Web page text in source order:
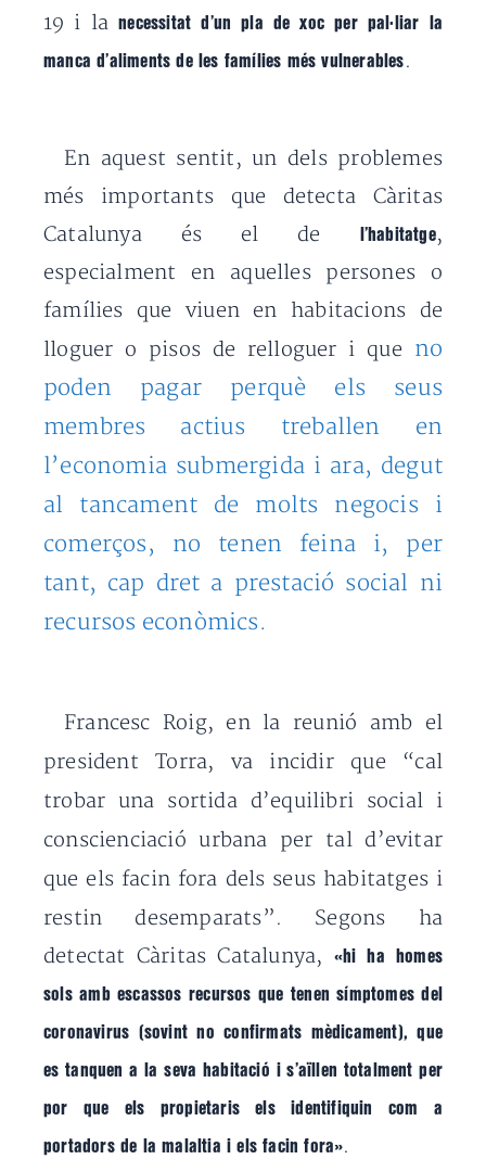
19 i lanecessitat d’un pla de xoc per pal·liar la
manca d’aliments de les famílies més vulnerables .
En aquest sentit, un dels problemes
més importants que detecta Càritas
Catalunya és el de
l’habitatge,
especialment en aquelles persones o
famílies que viuen en habitacions de
lloguer o pisos de relloguer i que no
poden pagar perquè els seus
membres actius treballen en
l’economia submergida i ara, degut
al tancament de molts negocis i
comerços, no tenen feina i, per
tant, cap dret a prestació social ni
recursos econòmics.
Francesc Roig, en la reunió amb el
president Torra, va incidir que “cal
trobar una sortida d’equilibri social i
conscienciació urbana per tal d’evitar
que els facin fora dels seus habitatges i
restin desemparats”. Segons ha
detectat Càritas Catalunya,
«hi ha homes
sols amb escassos recursos que tenen símptomes del
coronavirus (sovint no confirmats mèdicament), que
es tanquen a la seva habitació i s’aïllen totalment per
por que els propietaris els identifiquin com a
portadors de la malaltia i els facin fora».